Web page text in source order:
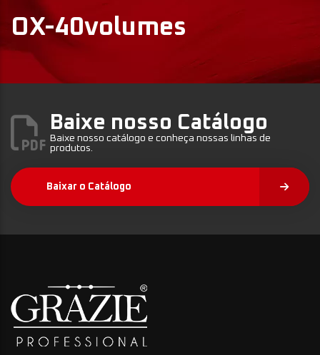
OX-40volumes
Baixe nosso Catálogo
Baixe nosso catálogo e conheça nossas linhas de
produtos.
Baixar o Catálogo